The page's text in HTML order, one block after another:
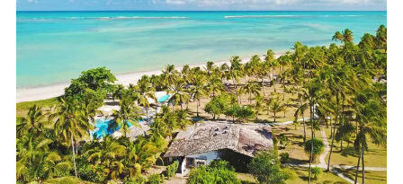
r
: